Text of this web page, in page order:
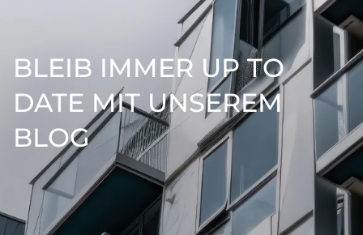
BLEIB IMMER UP TO
DATE MIT UNSEREM
BLOG